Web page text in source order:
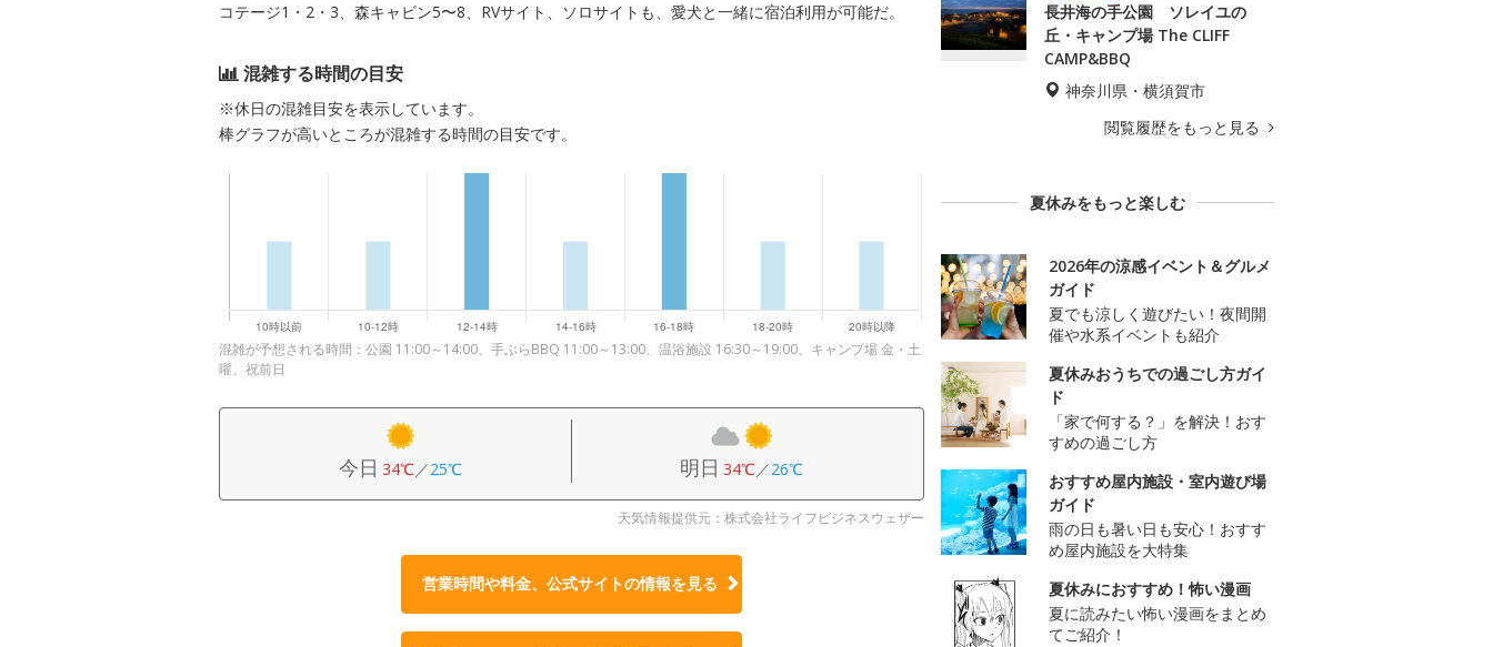
コテージ1・2・3、森キャビン5〜8、RVサイト、ソロサイトも、愛犬と一緒に宿泊利用が可能だ。
混雑する時間の目安
※休日の混雑目安を表示しています。
棒グラフが高いところが混雑する時間の目安です。
混雑が予想される時間：公園 11:00～14:00、手ぶらBBQ 11:00～13:00、温浴施設 16:30～19:00、キャンプ場 金・土
曜、祝前日
今日 34℃／25℃ 明日 34℃／26℃
天気情報提供元：株式会社ライフビジネスウェザー
営業時間や料金、公式サイトの情報を見る
長井海の手公園 ソレイユの
丘・キャンプ場 The CLIFF
CAMP&BBQ
神奈川県・横須賀市
閲覧履歴をもっと見る
夏休みをもっと楽しむ
2026年の涼感イベント＆グルメ
ガイド
夏でも涼しく遊びたい！夜間開
催や水系イベントも紹介
夏休みおうちでの過ごし方ガイ
ド
「家で何する？」を解決！おす
すめの過ごし方
おすすめ屋内施設・室内遊び場
ガイド
雨の日も暑い日も安心！おすす
め屋内施設を大特集
夏休みにおすすめ！怖い漫画
夏に読みたい怖い漫画をまとめ
てご紹介！